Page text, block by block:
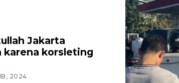
Jakarta
karena korsleting
2024